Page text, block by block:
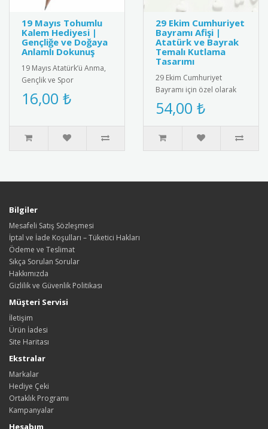
19 Mayıs Tohumlu
Kalem Hediyesi |
Gençliğe ve Doğaya
Anlamlı Dokunuş
19 Mayıs Atatürk’ü Anma,
Gençlik ve Spor
Bayramı’na özel olarak
tasarlanmış tohumlu
16,00 ₺
29 Ekim Cumhuriyet
Bayramı Afişi |
Atatürk ve Bayrak
Temalı Kutlama
Tasarımı
29 Ekim Cumhuriyet
Bayramı için özel olarak
tasarlanmış afiş. Türk
bayrağı ve Atatürk
silüetiyle süs..
54,00 ₺
Bilgiler
Mesafeli Satış Sözleşmesi
İptal ve İade Koşulları – Tüketici Hakları
Ödeme ve Teslimat
Sıkça Sorulan Sorular
Hakkımızda
Gizlilik ve Güvenlik Politikası
Müşteri Servisi
İletişim
Ürün İadesi
Site Haritası
Ekstralar
Markalar
Hediye Çeki
Ortaklık Programı
Kampanyalar
Hesabım